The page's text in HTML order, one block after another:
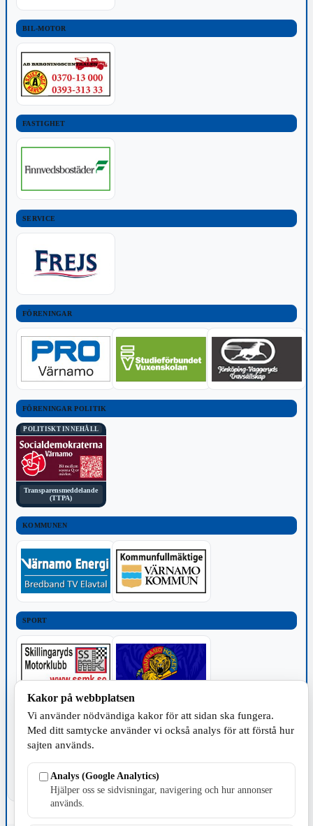
BIL-MOTOR
FASTIGHET
SERVICE
FÖRENINGAR
FÖRENINGAR POLITIK
POLITISKT INNEHÅLL
Transparensmeddelande
(TTPA)
KOMMUNEN
SPORT
TILLVERKNING
Kakor på webbplatsen
Vi använder nödvändiga kakor för att sidan ska fungera.
Med ditt samtycke använder vi också analys för att förstå hur
sajten används.
Analys (Google Analytics)
Hjälper oss se sidvisningar, navigering och hur annonser
används.